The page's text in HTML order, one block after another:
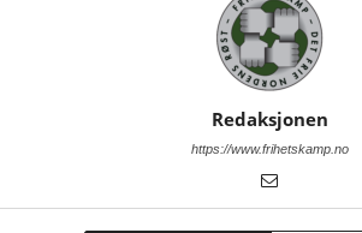
Redaksjonen
https://www.frihetskamp.no